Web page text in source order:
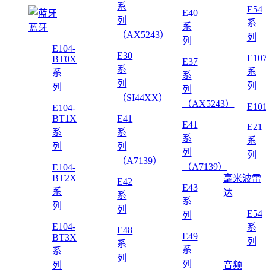
蓝牙
E104-
BT0X
系
列
E104-
BT1X
系
列
E104-
BT2X
系
列
E104-
BT3X
系
列
系
列
（AX5243）
E30
系
列
（SI44XX）
E41
系
列
（A7139）
E42
系
列
E48
系
列
E40
系
列
E37
系
列
（AX5243）
E41
系
列
（A7139）
E43
系
列
E49
系
列
E54
系
列
系
列
E21
系
列
毫米波雷
达
E54
系
列
音频